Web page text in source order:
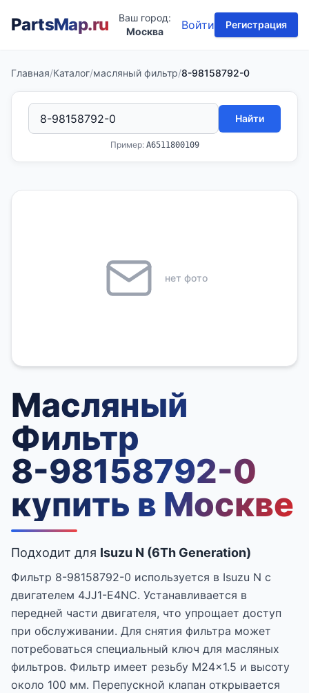
PartsMap.ru
Ваш город:
Москва
Войти Регистрация
Главная/Каталог/масляный фильтр/8-98158792-0
Найти
Пример: A6511800109
нет фото
Масляный
Фильтр
8-98158792-0
купить в Москве
Подходит для Isuzu N (6Th Generation)
Фильтр 8-98158792-0 используется в Isuzu N с
двигателем 4JJ1-E4NC. Устанавливается в
передней части двигателя, что упрощает доступ
при обслуживании. Для снятия фильтра может
потребоваться специальный ключ для масляных
фильтров. Фильтр имеет резьбу M24x1.5 и высоту
около 100 мм. Перепускной клапан открывается